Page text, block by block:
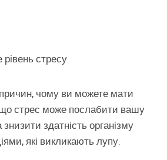
рівень стресу
чому ви можете мати
стрес може послабити вашу
здатність організму
які викликають лупу.